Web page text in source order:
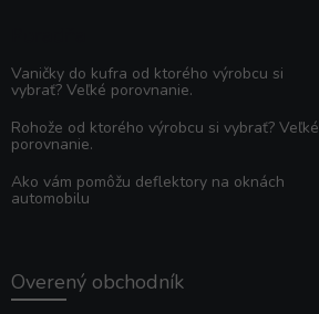
Vaničky do kufra od ktorého výrobcu si
vybrať? Veľké porovnanie.
Rohože od ktorého výrobcu si vybrať? Veľké
porovnanie.
Ako vám pomôžu deflektory na oknách
automobilu
Overený obchodník